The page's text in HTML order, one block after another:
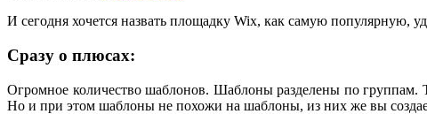
И сегодня хочется назвать площадку Wix, как самую популярную,
Сразу о плюсах:
Огромное количество шаблонов. Шаблоны разделены по группам.
Но и при этом шаблоны не похожи на шаблоны, из них же вы